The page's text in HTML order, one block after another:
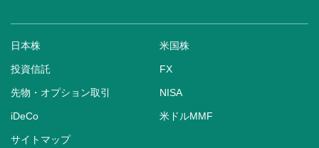
日本株 米国株
投資信託 FX
先物・オプション取引 NISA
iDeCo 米ドルMMF
サイトマップ